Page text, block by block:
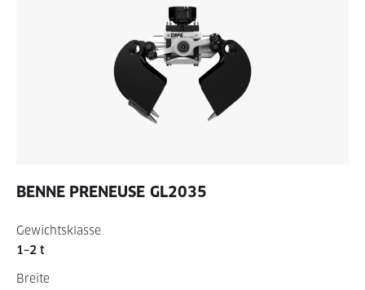
BENNE PRENEUSE GL2035
Gewichtsklasse
1–2 t
Breite